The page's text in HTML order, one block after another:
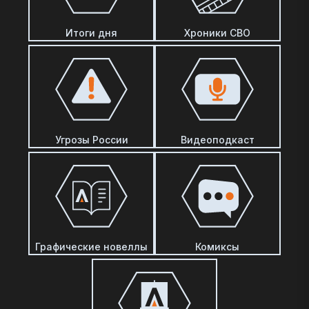
Итоги дня Хроники СВО
Угрозы России Видеоподкаст
Графические новеллы Комиксы